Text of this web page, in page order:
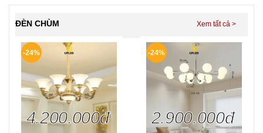
ĐÈN CHÙM
4.200.000đ
-24%
2.900.000đ
-24%